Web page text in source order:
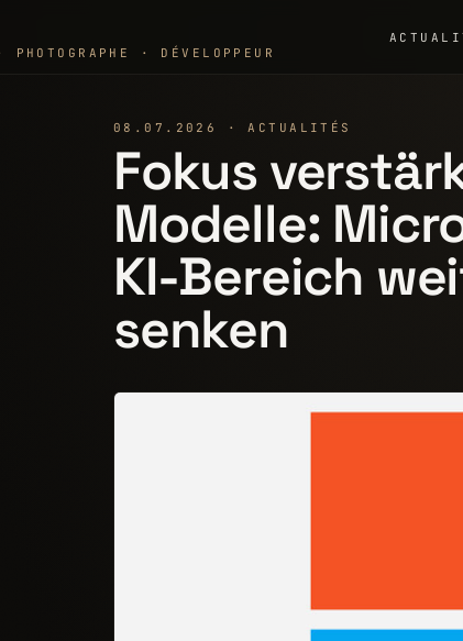
· DÉVELOPPEUR
08.07.2026 · ACTUALITÉS
Fokus
Modelle:
KI-Bereich
senken